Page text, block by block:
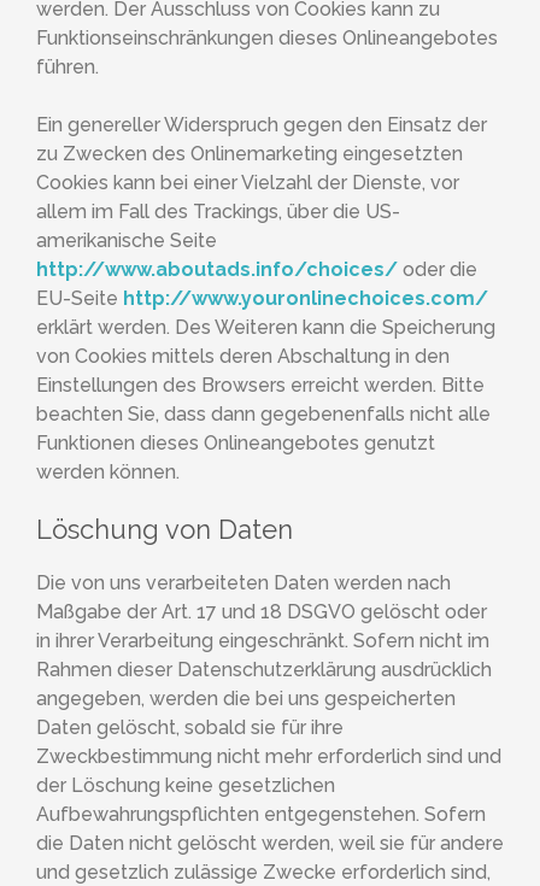
werden. Der Ausschluss von Cookies kann zu
Funktionseinschränkungen dieses Onlineangebotes
führen.
Ein genereller Widerspruch gegen den Einsatz der
zu Zwecken des Onlinemarketing eingesetzten
Cookies kann bei einer Vielzahl der Dienste, vor
allem im Fall des Trackings, über die US-
amerikanische Seite
http://www.aboutads.info/choices/ oder die
EU-Seite http://www.youronlinechoices.com/
erklärt werden. Des Weiteren kann die Speicherung
von Cookies mittels deren Abschaltung in den
Einstellungen des Browsers erreicht werden. Bitte
beachten Sie, dass dann gegebenenfalls nicht alle
Funktionen dieses Onlineangebotes genutzt
werden können.
Löschung von Daten
Die von uns verarbeiteten Daten werden nach
Maßgabe der Art. 17 und 18 DSGVO gelöscht oder
in ihrer Verarbeitung eingeschränkt. Sofern nicht im
Rahmen dieser Datenschutzerklärung ausdrücklich
angegeben, werden die bei uns gespeicherten
Daten gelöscht, sobald sie für ihre
Zweckbestimmung nicht mehr erforderlich sind und
der Löschung keine gesetzlichen
Aufbewahrungspflichten entgegenstehen. Sofern
die Daten nicht gelöscht werden, weil sie für andere
und gesetzlich zulässige Zwecke erforderlich sind,